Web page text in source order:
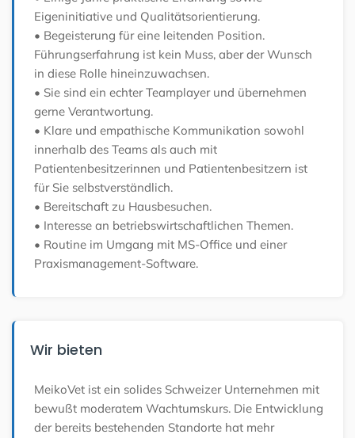
Eigeninitiative und Qualitätsorientierung.
• Begeisterung für eine leitenden Position.
Führungserfahrung ist kein Muss, aber der Wunsch
in diese Rolle hineinzuwachsen.
• Sie sind ein echter Teamplayer und übernehmen
gerne Verantwortung.
• Klare und empathische Kommunikation sowohl
innerhalb des Teams als auch mit
Patientenbesitzerinnen und Patientenbesitzern ist
für Sie selbstverständlich.
• Bereitschaft zu Hausbesuchen.
• Interesse an betriebswirtschaftlichen Themen.
• Routine im Umgang mit MS-Office und einer
Praxismanagement-Software.
Wir bieten
MeikoVet ist ein solides Schweizer Unternehmen mit
bewußt moderatem Wachtumskurs. Die Entwicklung
der bereits bestehenden Standorte hat mehr